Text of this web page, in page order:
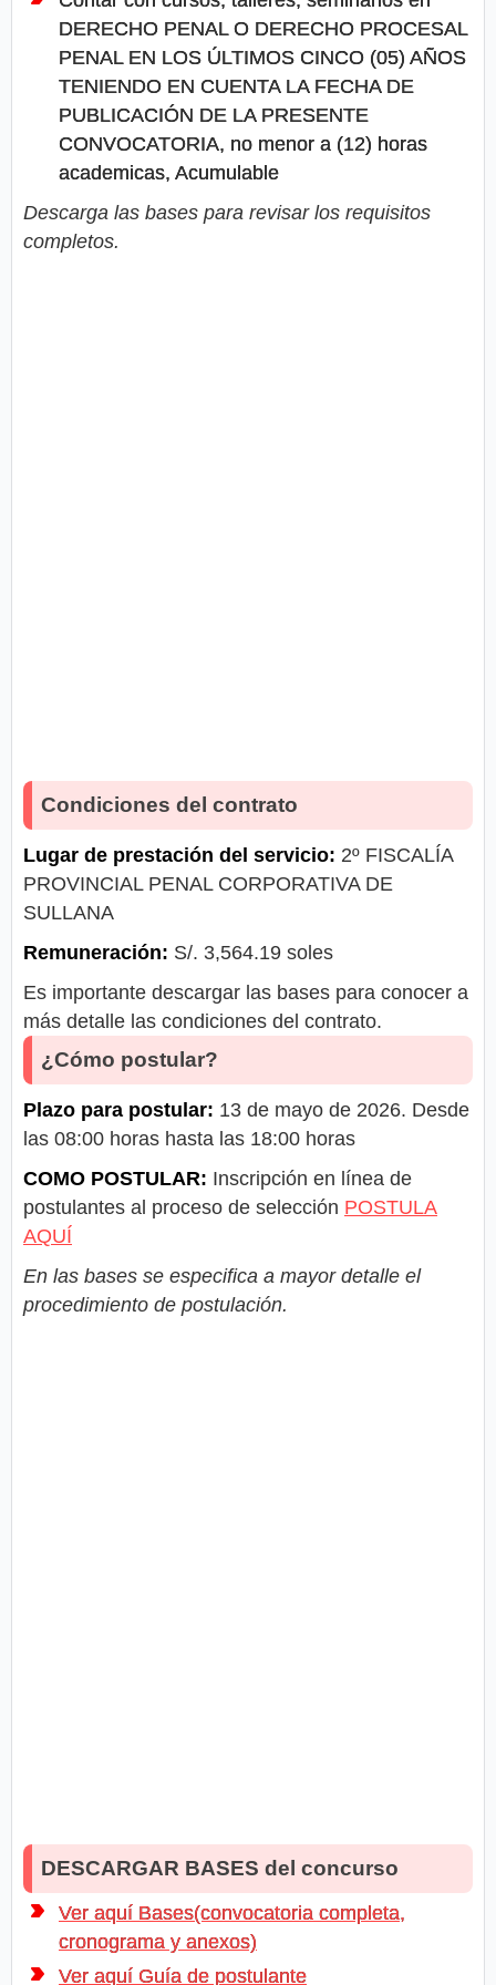
DERECHO PENAL O DERECHO PROCESAL
PENAL EN LOS ÚLTIMOS CINCO (05) AÑOS
TENIENDO EN CUENTA LA FECHA DE
PUBLICACIÓN DE LA PRESENTE
CONVOCATORIA, no menor a (12) horas
academicas, Acumulable
Descarga las bases para revisar los requisitos
completos.
Condiciones del contrato
Lugar de prestación del servicio: 2º FISCALÍA
PROVINCIAL PENAL CORPORATIVA DE
SULLANA
Remuneración: S/. 3,564.19 soles
Es importante descargar las bases para conocer a
más detalle las condiciones del contrato.
¿Cómo postular?
Plazo para postular: 13 de mayo de 2026. Desde
las 08:00 horas hasta las 18:00 horas
COMO POSTULAR: Inscripción en línea de
postulantes al proceso de selección POSTULA
AQUÍ
En las bases se especifica a mayor detalle el
procedimiento de postulación.
DESCARGAR BASES del concurso
Ver aquí Bases(convocatoria completa,
cronograma y anexos)
Ver aquí Guía de postulante